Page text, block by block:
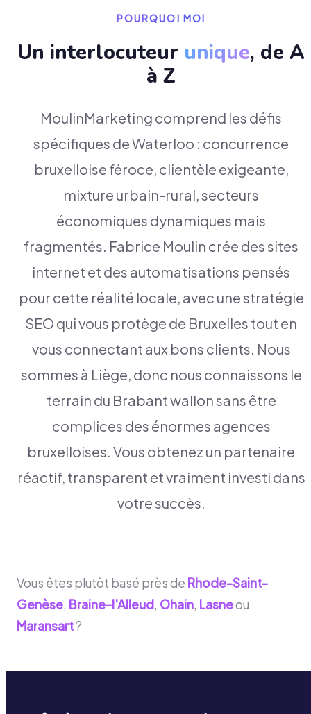
POURQUOI MOI
Un interlocuteur unique, de A
à Z
MoulinMarketing comprend les défis
spécifiques de Waterloo : concurrence
bruxelloise féroce, clientèle exigeante,
mixture urbain-rural, secteurs
économiques dynamiques mais
fragmentés. Fabrice Moulin crée des sites
internet et des automatisations pensés
pour cette réalité locale, avec une stratégie
SEO qui vous protège de Bruxelles tout en
vous connectant aux bons clients. Nous
sommes à Liège, donc nous connaissons le
terrain du Brabant wallon sans être
complices des énormes agences
bruxelloises. Vous obtenez un partenaire
réactif, transparent et vraiment investi dans
votre succès.
Vous êtes plutôt basé près de Rhode-Saint-
Genèse, Braine-l'Alleud, Ohain, Lasneou
Maransart?